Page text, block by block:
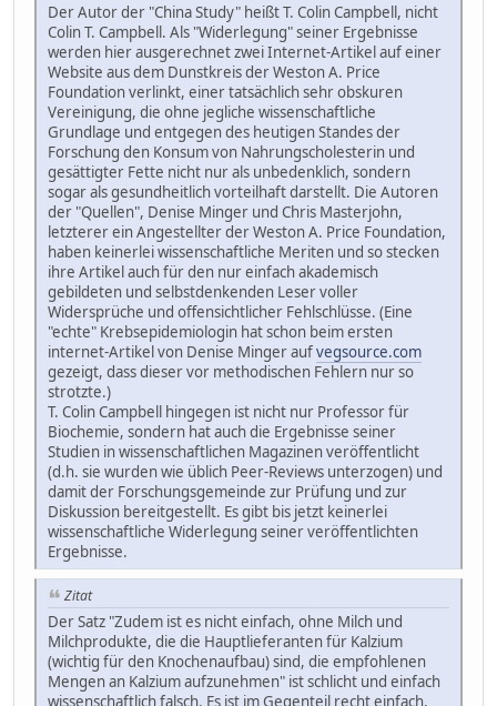
Der Autor der "China Study" heißt T. Colin Campbell, nicht
Colin T. Campbell. Als "Widerlegung" seiner Ergebnisse
werden hier ausgerechnet zwei Internet-Artikel auf einer
Website aus dem Dunstkreis der Weston A. Price
Foundation verlinkt, einer tatsächlich sehr obskuren
Vereinigung, die ohne jegliche wissenschaftliche
Grundlage und entgegen des heutigen Standes der
Forschung den Konsum von Nahrungscholesterin und
gesättigter Fette nicht nur als unbedenklich, sondern
sogar als gesundheitlich vorteilhaft darstellt. Die Autoren
der "Quellen", Denise Minger und Chris Masterjohn,
letzterer ein Angestellter der Weston A. Price Foundation,
haben keinerlei wissenschaftliche Meriten und so stecken
ihre Artikel auch für den nur einfach akademisch
gebildeten und selbstdenkenden Leser voller
Widersprüche und offensichtlicher Fehlschlüsse. (Eine
"echte" Krebsepidemiologin hat schon beim ersten
internet-Artikel von Denise Minger aufvegsource.com
gezeigt, dass dieser vor methodischen Fehlern nur so
strotzte.)
T. Colin Campbell hingegen ist nicht nur Professor für
Biochemie, sondern hat auch die Ergebnisse seiner
Studien in wissenschaftlichen Magazinen veröffentlicht
(d.h. sie wurden wie üblich Peer-Reviews unterzogen) und
damit der Forschungsgemeinde zur Prüfung und zur
Diskussion bereitgestellt. Es gibt bis jetzt keinerlei
wissenschaftliche Widerlegung seiner veröffentlichten
Ergebnisse.
Zitat
Der Satz "Zudem ist es nicht einfach, ohne Milch und
Milchprodukte, die die Hauptlieferanten für Kalzium
(wichtig für den Knochenaufbau) sind, die empfohlenen
Mengen an Kalzium aufzunehmen" ist schlicht und einfach
wissenschaftlich falsch. Es ist im Gegenteil recht einfach,